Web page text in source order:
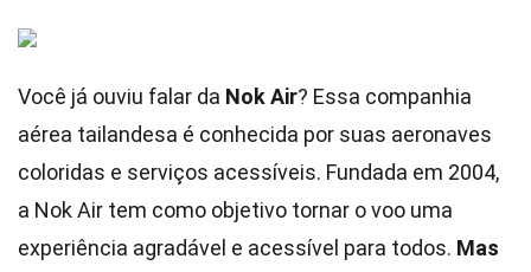
Você já ouviu falar da Nok Air? Essa companhia
aérea tailandesa é conhecida por suas aeronaves
coloridas e serviços acessíveis. Fundada em 2004,
a Nok Air tem como objetivo tornar o voo uma
experiência agradável e acessível para todos. Mas